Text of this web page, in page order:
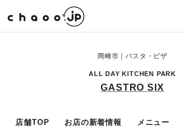
岡崎市｜パスタ・ピザ
ALL DAY KITCHEN PARK
GASTRO SIX
店舗TOP お店の新着情報 メニュー